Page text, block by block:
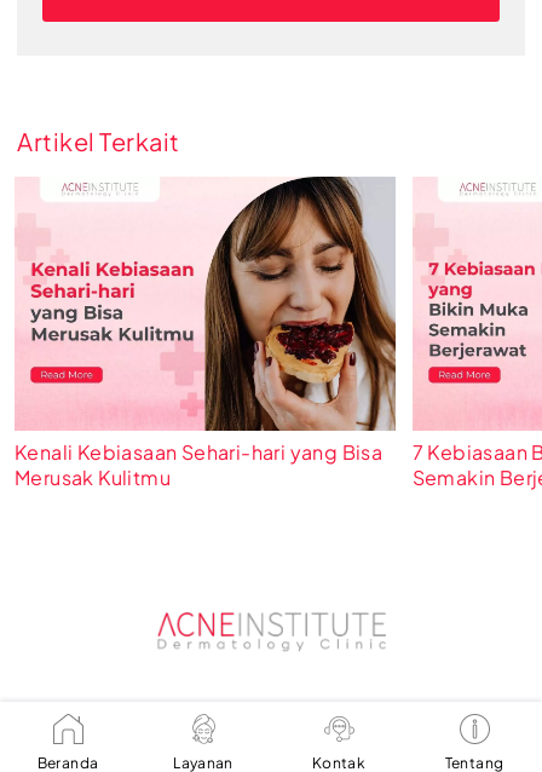
Artikel Terkait
Kenali Kebiasaan Sehari-hari yang Bisa
Merusak Kulitmu
7 Kebiasaan
Semakin
Beranda
Beranda Layanan Kontak Tentang